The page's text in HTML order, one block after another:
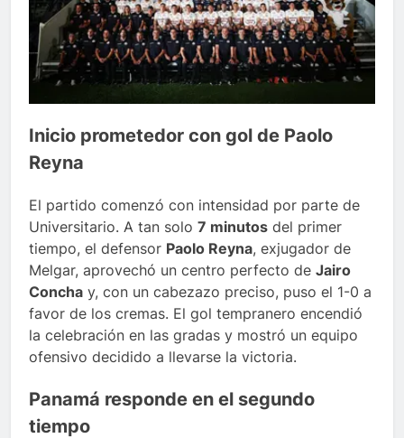
Inicio prometedor con gol de Paolo
Reyna
El partido comenzó con intensidad por parte de
Universitario. A tan solo 7 minutos del primer
tiempo, el defensor Paolo Reyna, exjugador de
Melgar, aprovechó un centro perfecto de Jairo
Concha y, con un cabezazo preciso, puso el 1-0 a
favor de los cremas. El gol tempranero encendió
la celebración en las gradas y mostró un equipo
ofensivo decidido a llevarse la victoria.
Panamá responde en el segundo
tiempo